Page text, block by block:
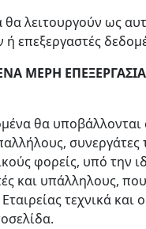
λειτουργούν ως
ή επεξεργαστές
ΜΕΡΗ
θα υποβάλλονται
συνεργάτες
φορείς, υπό την
και υπάλληλους,
τεχνικά και